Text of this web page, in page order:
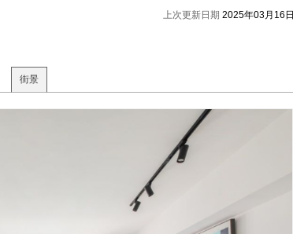
上次更新日期 2025年03月16日
街景